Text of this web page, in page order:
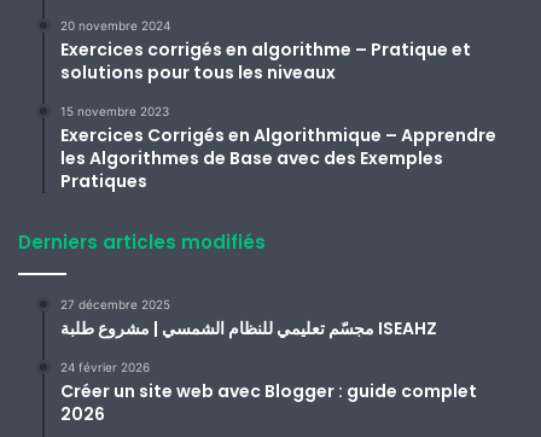
20 novembre 2024
Exercices corrigés en algorithme – Pratique et
solutions pour tous les niveaux
15 novembre 2023
Exercices Corrigés en Algorithmique – Apprendre
les Algorithmes de Base avec des Exemples
Pratiques
Derniers articles modifiés
27 décembre 2025
مجسّم تعليمي للنظام الشمسي | مشروع طلبة ISEAHZ
24 février 2026
Créer un site web avec Blogger : guide complet
2026